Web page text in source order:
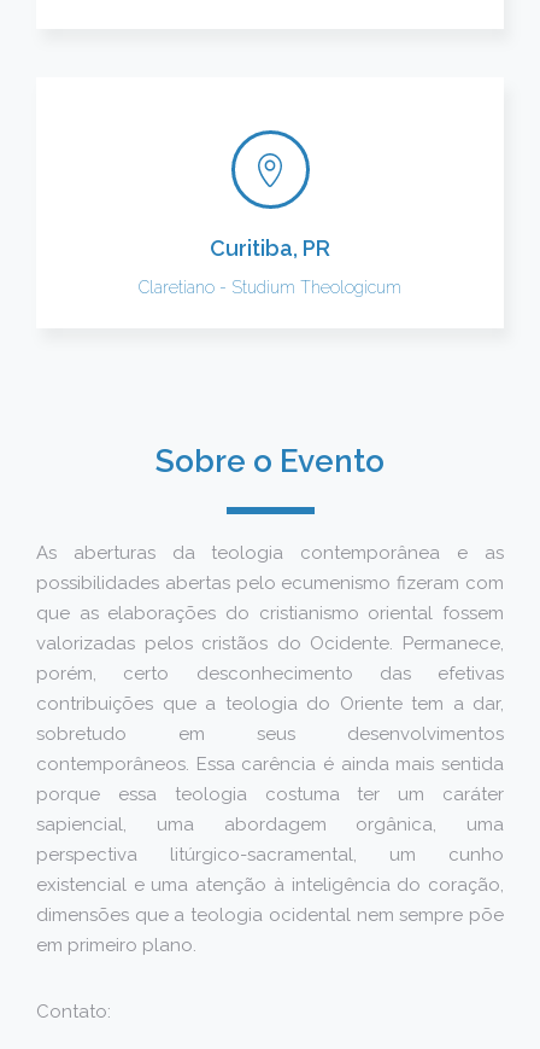
Curitiba, PR
Claretiano - Studium Theologicum
Sobre o Evento
As aberturas da teologia contemporânea e as
possibilidades abertas pelo ecumenismo fizeram com
que as elaborações do cristianismo oriental fossem
valorizadas pelos cristãos do Ocidente. Permanece,
porém, certo desconhecimento das efetivas
contribuições que a teologia do Oriente tem a dar,
sobretudo em seus desenvolvimentos
contemporâneos. Essa carência é ainda mais sentida
porque essa teologia costuma ter um caráter
sapiencial, uma abordagem orgânica, uma
perspectiva litúrgico-sacramental, um cunho
existencial e uma atenção à inteligência do coração,
dimensões que a teologia ocidental nem sempre põe
em primeiro plano.
Contato: